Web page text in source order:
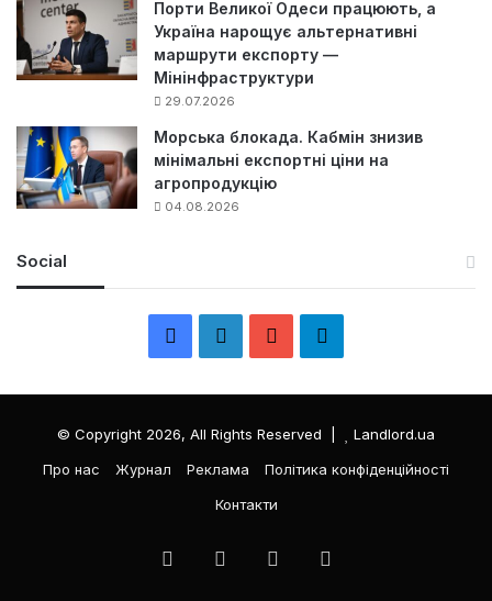
Порти Великої Одеси працюють, а
Україна нарощує альтернативні
маршрути експорту —
Мінінфраструктури
29.07.2026
Морська блокада. Кабмін знизив
мінімальні експортні ціни на
агропродукцію
04.08.2026
Social
c
e
n
k
e
T
л
е
р
© Copyright 2026, All Rights Reserved |
Landlord.ua
Про нас
Журнал Реклама
Політика конфіденційності
Контакти
FacebookLinkedInYouTube